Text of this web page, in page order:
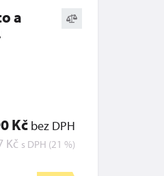
a
Kč bez DPH
Kč s DPH (21 %)